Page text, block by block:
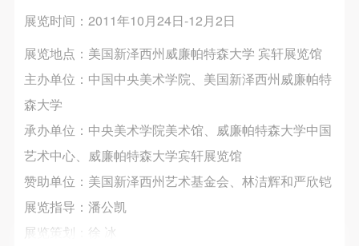
展览时间：2011年10月24日-12月2日
展览地点：美国新泽西州威廉帕特森大学 宾轩展览馆
主办单位：中国中央美术学院、美国新泽西州威廉帕特
森大学
承办单位：中央美术学院美术馆、威廉帕特森大学中国
艺术中心、威廉帕特森大学宾轩展览馆
赞助单位：美国新泽西州艺术基金会、林洁辉和严欣铠
展览指导：潘公凯
展览策划：徐 冰
品质。
第三条
参加本次活动人员应该是成年人（具有完全民事行为
能力的人，18周岁以上）未成年人必须在成年人的陪
同下参观。
第四条
参加活动者在此次活动期间的人身安全责任自负。鼓
励参加者自行购买人身安全保险。活动中一旦出现事
故，活动中任何非事故当事人及美术馆将不承担人身
事故的任何责任，但有互相援助的义务。参加活动的
成员应当积极主动的组织实施救援工作，但对事故本
品质。
第三条
参加本次活动人员应该是成年人（具有完全民事行为
能力的人，18周岁以上）未成年人必须在成年人的陪
同下参观。
第四条
参加活动者在此次活动期间的人身安全责任自负。鼓
励参加者自行购买人身安全保险。活动中一旦出现事
故，活动中任何非事故当事人及美术馆将不承担人身
事故的任何责任，但有互相援助的义务。参加活动的
成员应当积极主动的组织实施救援工作，但对事故本
品质。
第三条
参加本次活动人员应该是成年人（具有完全民事行为
能力的人，18周岁以上）未成年人必须在成年人的陪
同下参观。
第四条
参加活动者在此次活动期间的人身安全责任自负。鼓
励参加者自行购买人身安全保险。活动中一旦出现事
故，活动中任何非事故当事人及美术馆将不承担人身
事故的任何责任，但有互相援助的义务。参加活动的
成员应当积极主动的组织实施救援工作，但对事故本